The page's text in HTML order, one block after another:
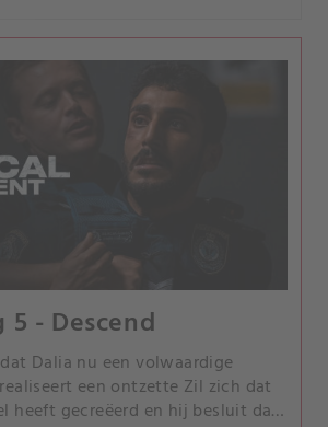
- Descend
Dalia nu een volwaardige
een ontzette Zil zich dat
heeft gecreëerd en hij besluit dat